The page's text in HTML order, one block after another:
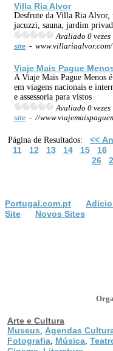
Villa Ria Alvor
Desfrute da Villa Ria Alvor,
jacuzzi, sauna, jardim
Avaliado 0
site -
Viaje Mais Pague
A Viaje Mais Pague Menos
em viagens nacionais e
e assessoria para vistos
Avaliado 0
site - //
Página de Resultados: <<
11
12 13 14 15 16
26
Portugal.com.pt
Site
Novos Sites
Arte e Cultura
Museus
Agendas
Fotografia Música